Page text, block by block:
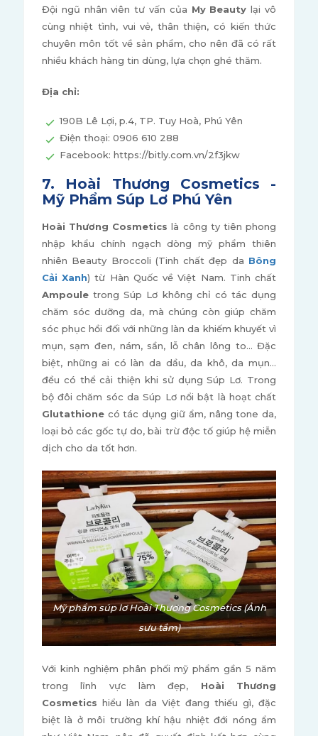
Đội ngũ nhân viên tư vấn của My Beauty lại vô
cùng nhiệt tình, vui vẻ, thân thiện, có kiến thức
chuyên môn tốt về sản phẩm, cho nên đã có rất
nhiều khách hàng tin dùng, lựa chọn ghé thăm.
Địa chỉ:
190B Lê Lợi, p.4, TP. Tuy Hoà, Phú Yên
Điện thoại: 0906 610 288
Facebook: https://bitly.com.vn/2f3jkw
7. Hoài Thương Cosmetics -
Mỹ Phẩm Súp Lơ Phú Yên
Hoài Thương Cosmetics là công ty tiên phong
nhập khẩu chính ngạch dòng mỹ phẩm thiên
nhiên Beauty Broccoli (Tinh chất đẹp da Bông
Cải Xanh) từ Hàn Quốc về Việt Nam. Tinh chất
Ampouletrong Súp Lơ không chỉ có tác dụng
chăm sóc dưỡng da, mà chúng còn giúp chăm
sóc phục hồi đối với những làn da khiếm khuyết vì
mụn, sạm đen, nám, sần, lỗ chân lông to... Đặc
biệt, những ai có làn da dầu, da khô, da mụn...
đều có thể cải thiện khi sử dụng Súp Lơ. Trong
bộ đôi chăm sóc da Súp Lơ nổi bật là hoạt chất
Glutathionecó tác dụng giữ ẩm, nâng tone da,
loại bỏ các gốc tự do, bài trừ độc tố giúp hệ miễn
dịch cho da tốt hơn.
Mỹ phẩm súp lơ Hoài Thương Cosmetics (Ảnh
sưu tầm)
Với kinh nghiệm phân phối mỹ phẩm gần 5 năm
trong lĩnh vực làm đẹp, Hoài Thương
Cosmetics hiểu làn da Việt đang thiếu gì, đặc
biệt là ở môi trường khí hậu nhiệt đới nóng ẩm